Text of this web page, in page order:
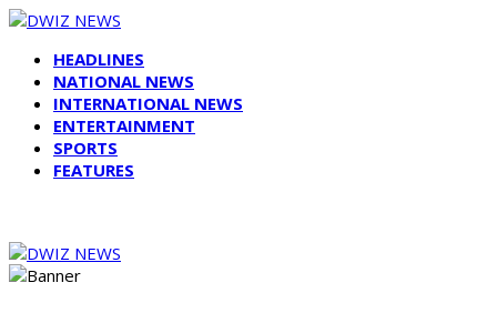
HEADLINES
NATIONAL NEWS
INTERNATIONAL NEWS
ENTERTAINMENT
SPORTS
FEATURES